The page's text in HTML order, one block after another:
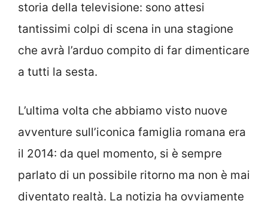
storia della televisione: sono attesi
tantissimi colpi di scena in una stagione
che avrà l’arduo compito di far dimenticare
a tutti la sesta.
L’ultima volta che abbiamo visto nuove
avventure sull’iconica famiglia romana era
il 2014: da quel momento, si è sempre
parlato di un possibile ritorno ma non è mai
diventato realtà. La notizia ha ovviamente